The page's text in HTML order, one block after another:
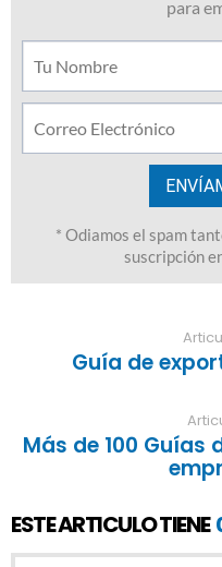
Guía de
Más de 100 Guías
ESTE ARTICULO TIENE